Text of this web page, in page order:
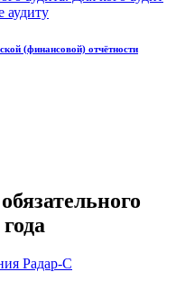
(финансовой) отчётности
Радар-С